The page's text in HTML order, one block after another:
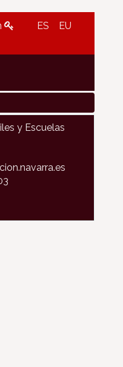
ES EU
y Escuelas